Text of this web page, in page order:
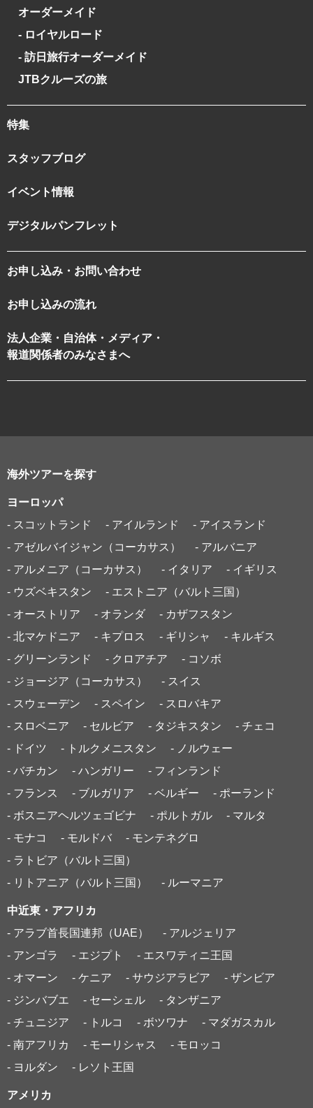
オーダーメイド
- ロイヤルロード
- 訪日旅行オーダーメイド
JTBクルーズの旅
特集
スタッフブログ
イベント情報
デジタルパンフレット
お申し込み・お問い合わせ
お申し込みの流れ
法人企業・自治体・メディア・
報道関係者のみなさまへ
海外ツアーを探す
ヨーロッパ
- スコットランド
- アイルランド
- アイスランド
- アゼルバイジャン（コーカサス）
- アルバニア
- アルメニア（コーカサス）
- イタリア
- イギリス
- ウズベキスタン
- エストニア（バルト三国）
- オーストリア
- オランダ
- カザフスタン
- 北マケドニア
- キプロス - ギリシャ
- キルギス
- グリーンランド
- クロアチア
- コソボ
- ジョージア（コーカサス）
- スイス
- スウェーデン
- スペイン
- スロバキア
- スロベニア
- セルビア - タジキスタン
- チェコ
- ドイツ
- トルクメニスタン
- ノルウェー
- バチカン
- ハンガリー
- フィンランド
- フランス
- ブルガリア - ベルギー
- ポーランド
- ボスニアヘルツェゴビナ
- ポルトガル
- マルタ
- モナコ
- モルドバ
- モンテネグロ
- ラトビア（バルト三国）
- リトアニア（バルト三国）
- ルーマニア
中近東・アフリカ
- アラブ首長国連邦（UAE）
- アルジェリア
- アンゴラ
- エジプト
- エスワティニ王国
- オマーン
- ケニア - サウジアラビア
- ザンビア
- ジンバブエ
- セーシェル
- タンザニア
- チュニジア
- トルコ - ボツワナ
- マダガスカル
- 南アフリカ
- モーリシャス
- モロッコ
- ヨルダン
- レソト王国
アメリカ